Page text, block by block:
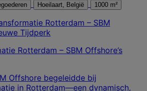
Hoeilaart, België 1000 m²
Rotterdam – SBM Offshore’s
Offshore begeleidde bij
in Rotterdam—een dynamisch,